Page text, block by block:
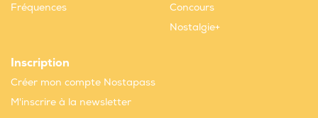
Fréquences
Concours
Nostalgie+
Inscription
Créer mon compte Nostapass
M'inscrire à la newsletter